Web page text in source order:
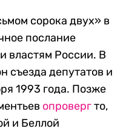
сорока двух» в
послание
властям России. В
съезда депутатов и
1993 года. Позже
опровергто,
и Беллой